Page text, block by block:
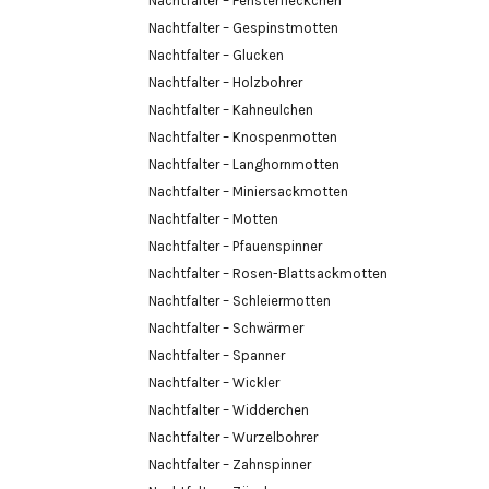
Nachtfalter – Gespinstmotten
Nachtfalter – Glucken
Nachtfalter – Holzbohrer
Nachtfalter – Kahneulchen
Nachtfalter – Knospenmotten
Nachtfalter – Langhornmotten
Nachtfalter – Miniersackmotten
Nachtfalter – Motten
Nachtfalter – Pfauenspinner
Nachtfalter – Rosen-Blattsackmotten
Nachtfalter – Schleiermotten
Nachtfalter – Schwärmer
Nachtfalter – Spanner
Nachtfalter – Wickler
Nachtfalter – Widderchen
Nachtfalter – Wurzelbohrer
Nachtfalter – Zahnspinner